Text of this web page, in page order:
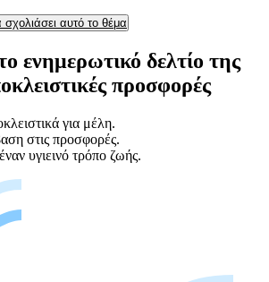
αυτό το θέμα
ενημερωτικό δελτίο της
προσφορές
για μέλη.
στις προσφορές.
υγιεινό τρόπο ζωής.